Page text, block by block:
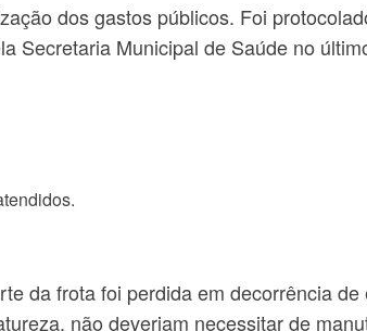
dos gastos públicos. Foi
Secretaria Municipal de Saúde no
da frota foi perdida em decorrência
não deveriam necessitar de